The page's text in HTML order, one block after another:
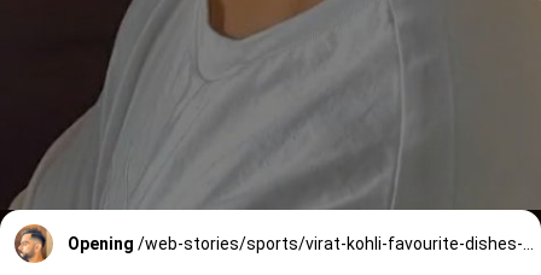
Opening